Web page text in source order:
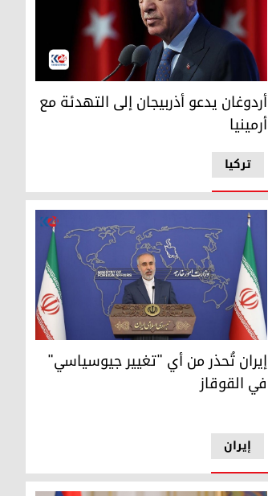
الرئيس التركي رجب طيب أردوغان
ترکیا
أردوغان يدعو أذربيجان إلى التهدئة مع
أرمينيا
الناطق باسم الخارجية الإيرانية ناصر كنعاني
إيران
إيران تُحذر من أي "تغيير جيوسياسي"
في القوقاز